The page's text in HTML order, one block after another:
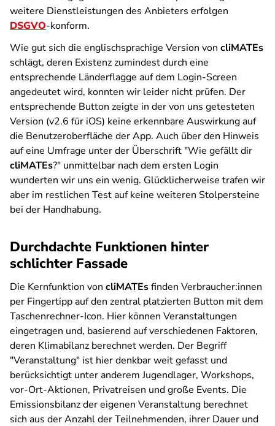
weitere Dienstleistungen des Anbieters erfolgen
DSGVO-konform.
Wie gut sich die englischsprachige Version von cliMATEs
schlägt, deren Existenz zumindest durch eine
entsprechende Länderflagge auf dem Login-Screen
angedeutet wird, konnten wir leider nicht prüfen. Der
entsprechende Button zeigte in der von uns getesteten
Version (v2.6 für iOS) keine erkennbare Auswirkung auf
die Benutzeroberfläche der App. Auch über den Hinweis
auf eine Umfrage unter der Überschrift "Wie gefällt dir
cliMATEs?" unmittelbar nach dem ersten Login
wunderten wir uns ein wenig. Glücklicherweise trafen wir
aber im restlichen Test auf keine weiteren Stolpersteine
bei der Handhabung.
Durchdachte Funktionen hinter
schlichter Fassade
Die Kernfunktion von cliMATEsfinden Verbraucher:innen
per Fingertipp auf den zentral platzierten Button mit dem
Taschenrechner-Icon. Hier können Veranstaltungen
eingetragen und, basierend auf verschiedenen Faktoren,
deren Klimabilanz berechnet werden. Der Begriff
"Veranstaltung" ist hier denkbar weit gefasst und
berücksichtigt unter anderem Jugendlager, Workshops,
vor-Ort-Aktionen, Privatreisen und große Events. Die
Emissionsbilanz der eigenen Veranstaltung berechnet
sich aus der Anzahl der Teilnehmenden, ihrer Dauer und